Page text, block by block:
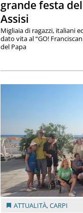
grande festa
Assisi
Migliaia di ragazzi, italiani
dato vita al “GO!
del Papa
ATTUALITÀ,CARPI